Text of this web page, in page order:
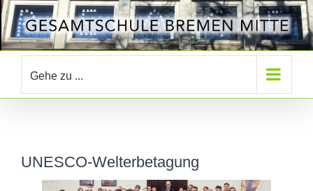
Zum
Inhalt
springen
Gehe zu ...
UNESCO-Welterbetagung